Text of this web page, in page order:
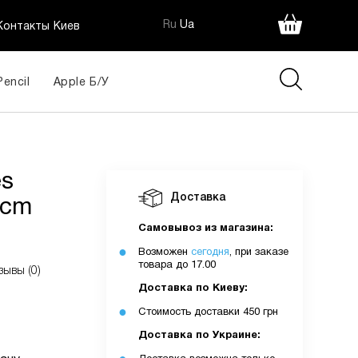
Киев Ru Ua
Apple Б/У
(0)
Доставка
Самовывоз из магазина:
Возможен сегодня, при заказе
товара до 17.00
Доставка по Киеву:
Стоимость доставки 450 грн
Доставка по Украине: